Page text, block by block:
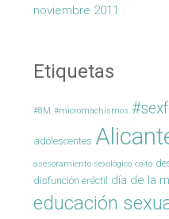
noviembre 2011
Etiquetas
#8M #micromachismos
adolescentes
asesoramiento sexológico coito
disfunción eréctil día de la
educación